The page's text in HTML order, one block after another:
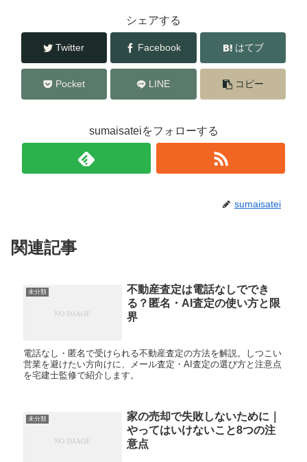
k
シェアする
Twitter Facebook はてブ
Pocket LINE コピー
sumaisateiをフォローする
sumaisatei
関連記事
未分類
不動産査定は電話なしででき
る？匿名・AI査定の使い方と限
界
電話なし・匿名で受けられる不動産査定の方法を解説。しつこい
営業を避けたい方向けに、メール査定・AI査定の選び方と注意点
を宅建士監修で紹介します。
未分類
家の売却で失敗しないために｜
やってはいけないこと8つの注
意点